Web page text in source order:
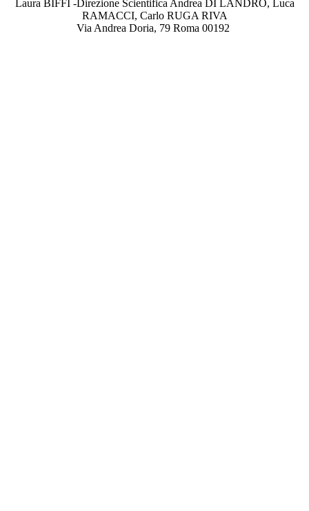
Laura BIFFI -Direzione Scientifica Andrea DI LANDRO, Luca
RAMACCI, Carlo RUGA RIVA
Via Andrea Doria, 79 Roma 00192